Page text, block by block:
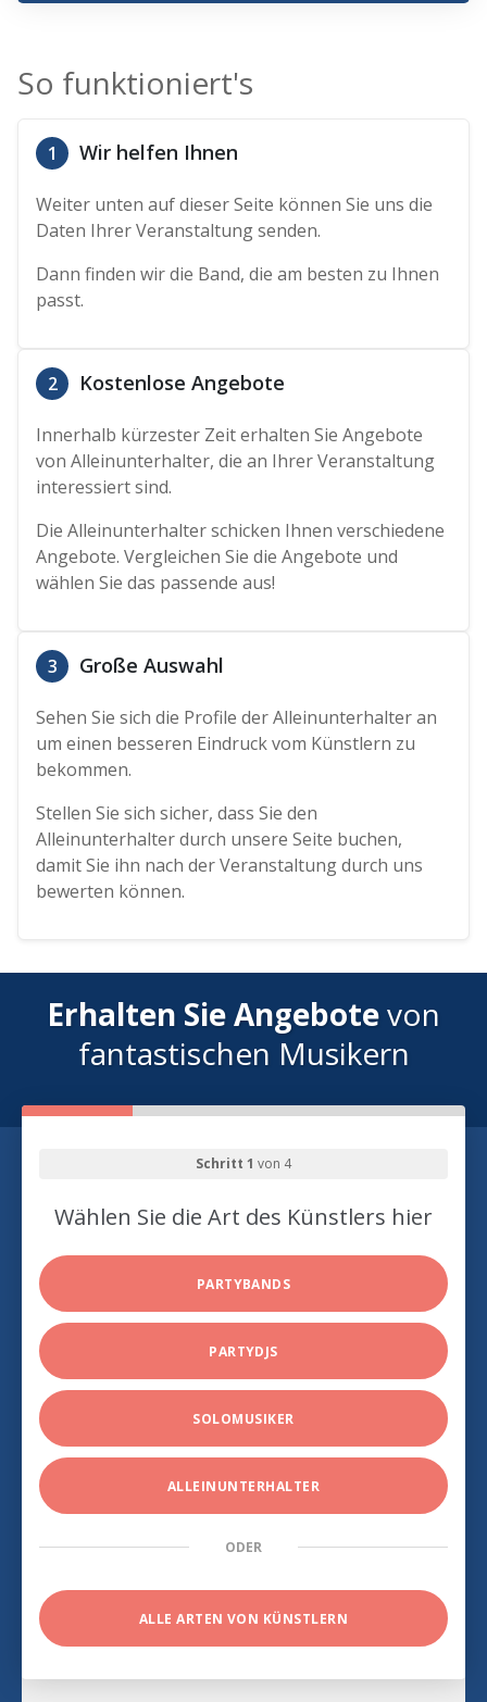
So funktioniert's
1 Wir helfen Ihnen
Weiter unten auf dieser Seite können Sie uns die
Daten Ihrer Veranstaltung senden.
Dann finden wir die Band, die am besten zu Ihnen
passt.
2 Kostenlose Angebote
Innerhalb kürzester Zeit erhalten Sie Angebote
von Alleinunterhalter, die an Ihrer Veranstaltung
interessiert sind.
Die Alleinunterhalter schicken Ihnen verschiedene
Angebote. Vergleichen Sie die Angebote und
wählen Sie das passende aus!
3 Große Auswahl
Sehen Sie sich die Profile der Alleinunterhalter an
um einen besseren Eindruck vom Künstlern zu
bekommen.
Stellen Sie sich sicher, dass Sie den
Alleinunterhalter durch unsere Seite buchen,
damit Sie ihn nach der Veranstaltung durch uns
bewerten können.
Erhalten Sie Angebotevon
fantastischen Musikern
Schritt 1 von 4
Wählen Sie die Art des Künstlers hier
PARTYBANDS
PARTYDJS
SOLOMUSIKER
ALLEINUNTERHALTER
ODER
ALLE ARTEN VON KÜNSTLERN